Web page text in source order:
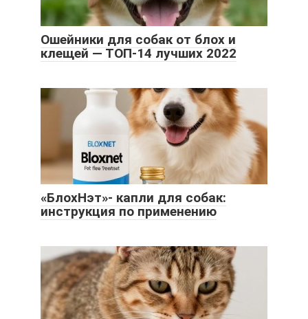
Ошейники для собак от блох и
клещей — ТОП-14 лучших 2022
«БлохНэт»- капли для собак:
инструкция по применению